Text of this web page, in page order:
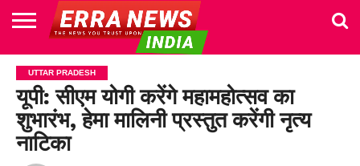
HOME
POLITICS
NEWS
BUSINESS
CULTURE
NATIONAL
SPORTS
LIFESTYLE
TRAVEL
OPINION
BREAKING
NEWS
ENTERTAINMENT
WORLD
CRIME
JOIN
US
UTTAR PRADESH
यूपी: सीएम योगी करेंगे महामहोत्सव का
शुभारंभ, हेमा मालिनी प्रस्तुत करेंगी नृत्य
नाटिका